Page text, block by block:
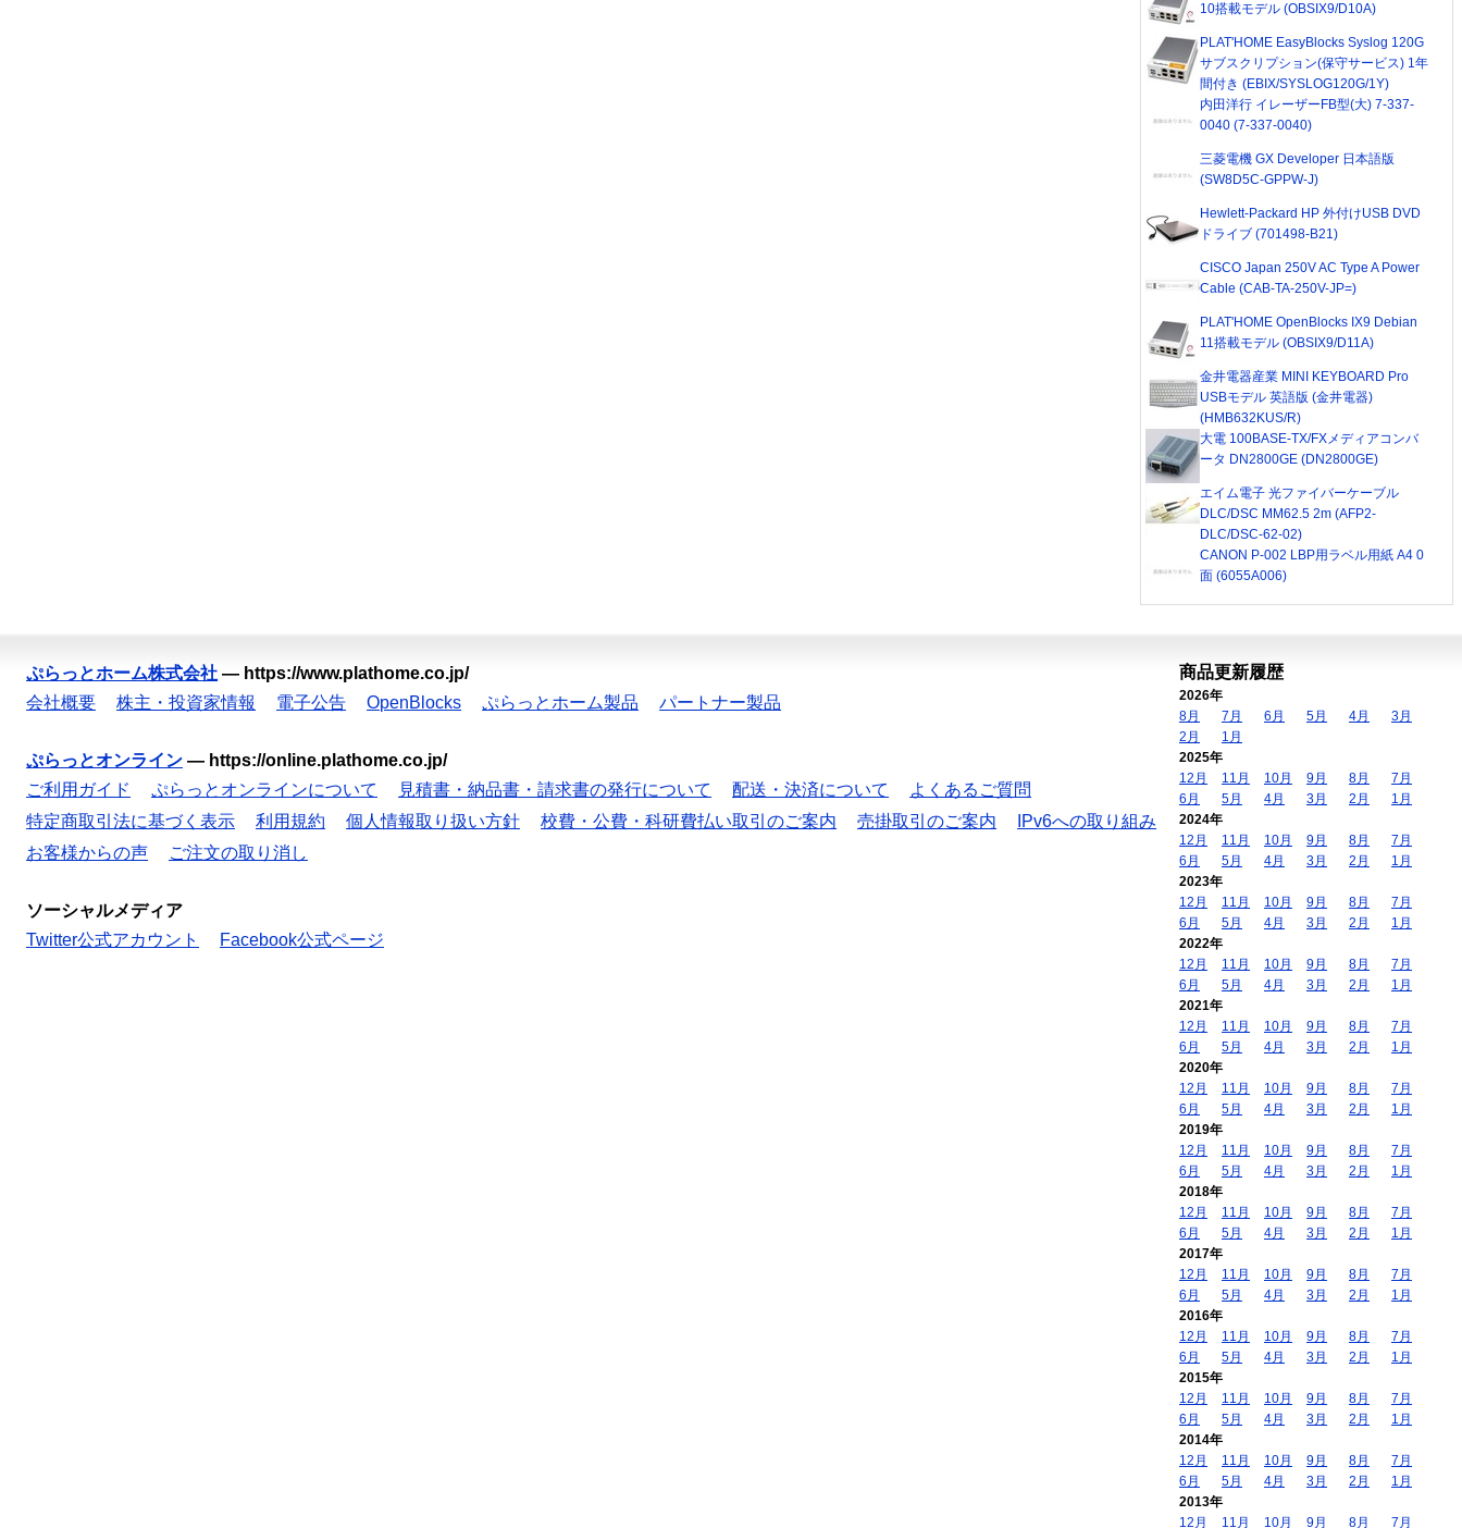
10搭載モデル (OBSIX9/D10A)
PLAT'HOME EasyBlocks Syslog 120G
サブスクリプション(保守サービス) 1年
間付き (EBIX/SYSLOG120G/1Y)
内田洋行 イレーザーFB型(大) 7-337-
0040 (7-337-0040)
三菱電機 GX Developer 日本語版
(SW8D5C-GPPW-J)
Hewlett-Packard HP 外付けUSB DVD
ドライブ (701498-B21)
CISCO Japan 250V AC Type A Power
Cable (CAB-TA-250V-JP=)
PLAT'HOME OpenBlocks IX9 Debian
11搭載モデル (OBSIX9/D11A)
金井電器産業 MINI KEYBOARD Pro
USBモデル 英語版 (金井電器)
(HMB632KUS/R)
大電 100BASE-TX/FXメディアコンバ
ータ DN2800GE (DN2800GE)
エイム電子 光ファイバーケーブル
DLC/DSC MM62.5 2m (AFP2-
DLC/DSC-62-02)
CANON P-002 LBP用ラベル用紙 A4 0
面 (6055A006)
ぷらっとホーム株式会社 — https://www.plathome.co.jp/
会社概要
株主・投資家情報 電子公告 OpenBlocks ぷらっとホーム製品 パートナー製品
ぷらっとオンライン — https://online.plathome.co.jp/
ご利用ガイド
ぷらっとオンラインについて 見積書・納品書・請求書の発行について 配送・決済について
よくあるご質問
特定商取引法に基づく表示
利用規約 個人情報取り扱い方針 校費・公費・科研費払い取引のご案内 売掛取引のご案内
IPv6への取り組み
お客様からの声
ご注文の取り消し
ソーシャルメディア
Twitter公式アカウント
Facebook公式ページ
商品更新履歴
2026年
8月
7月 6月 5月 4月
3月
2月
1月
2025年
12月
11月 10月 9月 8月
7月
6月
5月 4月 3月 2月
1月
2024年
12月
11月 10月 9月 8月
7月
6月
5月 4月 3月 2月
1月
2023年
12月
11月 10月 9月 8月
7月
6月
5月 4月 3月 2月
1月
2022年
12月
11月 10月 9月 8月
7月
6月
5月 4月 3月 2月
1月
2021年
12月
11月 10月 9月 8月
7月
6月
5月 4月 3月 2月
1月
2020年
12月
11月 10月 9月 8月
7月
6月
5月 4月 3月 2月
1月
2019年
12月
11月 10月 9月 8月
7月
6月
5月 4月 3月 2月
1月
2018年
12月
11月 10月 9月 8月
7月
6月
5月 4月 3月 2月
1月
2017年
12月
11月 10月 9月 8月
7月
6月
5月 4月 3月 2月
1月
2016年
12月
11月 10月 9月 8月
7月
6月
5月 4月 3月 2月
1月
2015年
12月
11月 10月 9月 8月
7月
6月
5月 4月 3月 2月
1月
2014年
12月
11月 10月 9月 8月
7月
6月
5月 4月 3月 2月
1月
2013年
12月
11月 10月 9月 8月 7月